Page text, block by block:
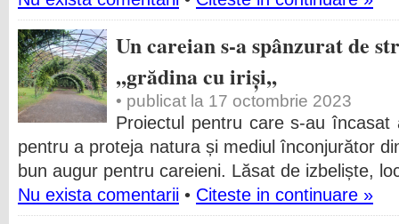
Un careian s-a spânzurat de
,,grădina cu iriși,,
• publicat la 17 octombrie 2023
Proiectul pentru care s-au
pentru a proteja natura și mediul înconjurător
bun augur pentru careieni. Lăsat de izbeliște,
Nu exista comentarii • Citeste in continuare »